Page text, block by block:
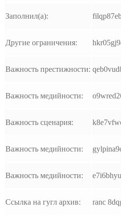
Заполнил(а):
Другие ограничения:
Важность престижности:
Важность медийности:
Важность сценария:
Важность медийности:
Важность медийности:
Ссылка на гугл архив: ranc